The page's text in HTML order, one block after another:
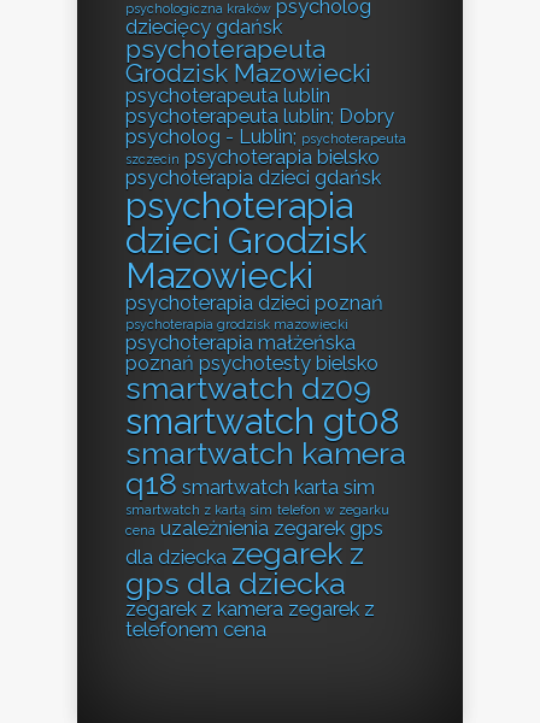
psychologiczna kraków psycholog
dziecięcy gdańsk
psychoterapeuta
Grodzisk Mazowiecki
psychoterapeuta lublin
psychoterapeuta lublin; Dobry
psycholog - Lublin; psychoterapeuta
szczecin psychoterapia bielsko
psychoterapia dzieci gdańsk
psychoterapia
dzieci Grodzisk
Mazowiecki
psychoterapia dzieci poznań
psychoterapia grodzisk mazowiecki
psychoterapia małżeńska
poznań psychotesty bielsko
smartwatch dz09
smartwatch gt08
smartwatch kamera
q18 smartwatch karta sim
smartwatch z kartą sim telefon w zegarku
cena uzależnienia zegarek gps
dla dziecka zegarek z
gps dla dziecka
zegarek z kamera zegarek z
telefonem cena